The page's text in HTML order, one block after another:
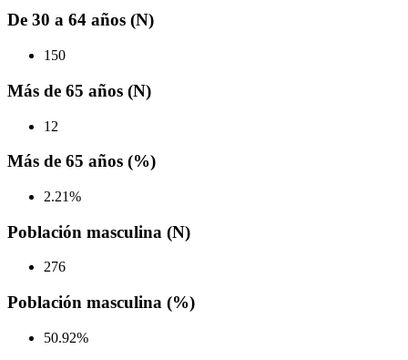
De 30 a 64 años (N)
150
Más de 65 años (N)
12
Más de 65 años (%)
2.21%
Población masculina (N)
276
Población masculina (%)
50.92%